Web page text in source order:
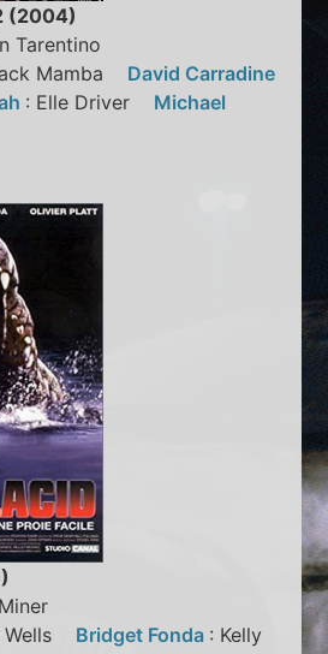
(2004)
Tarentino
Mamba David Carradine
: Elle Driver Michael
Wells Bridget Fonda : Kelly